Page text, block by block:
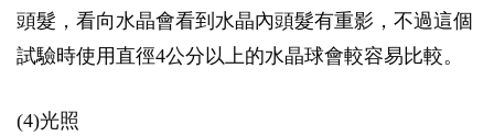
頭髮，看向水晶會看到水晶內頭髮有重影，不過這個
試驗時使用直徑4公分以上的水晶球會較容易比較。
(4)光照